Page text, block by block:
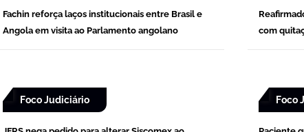
Fachin reforça laços institucionais entre Brasil e
Angola em visita ao Parlamento angolano
com
Foco Judiciário Foco